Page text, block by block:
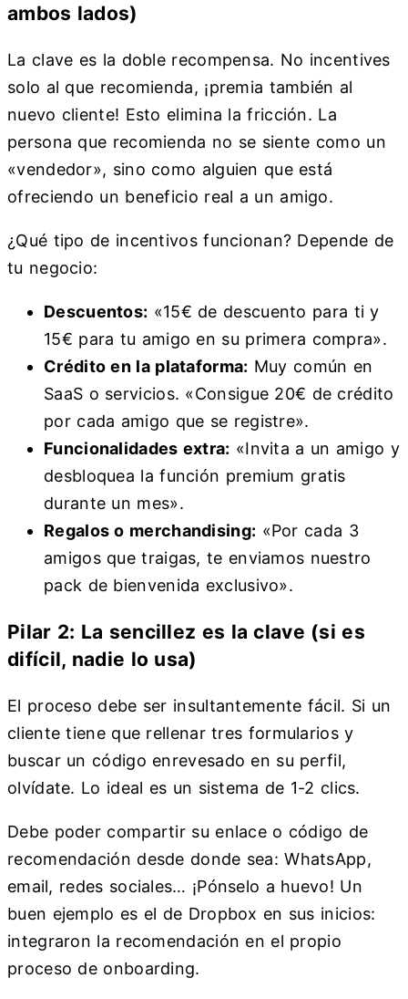
ambos lados)
La clave es la doble recompensa. No incentives
solo al que recomienda, ¡premia también al
nuevo cliente! Esto elimina la fricción. La
persona que recomienda no se siente como un
«vendedor», sino como alguien que está
ofreciendo un beneficio real a un amigo.
¿Qué tipo de incentivos funcionan? Depende de
tu negocio:
Descuentos: «15€ de descuento para ti y
15€ para tu amigo en su primera compra».
Crédito en la plataforma: Muy común en
SaaS o servicios. «Consigue 20€ de crédito
por cada amigo que se registre».
Funcionalidades extra: «Invita a un amigo y
desbloquea la función premium gratis
durante un mes».
Regalos o merchandising: «Por cada 3
amigos que traigas, te enviamos nuestro
pack de bienvenida exclusivo».
Pilar 2: La sencillez es la clave (si es
difícil, nadie lo usa)
El proceso debe ser insultantemente fácil. Si un
cliente tiene que rellenar tres formularios y
buscar un código enrevesado en su perfil,
olvídate. Lo ideal es un sistema de 1-2 clics.
Debe poder compartir su enlace o código de
recomendación desde donde sea: WhatsApp,
email, redes sociales… ¡Pónselo a huevo! Un
buen ejemplo es el de Dropbox en sus inicios:
integraron la recomendación en el propio
proceso de onboarding.